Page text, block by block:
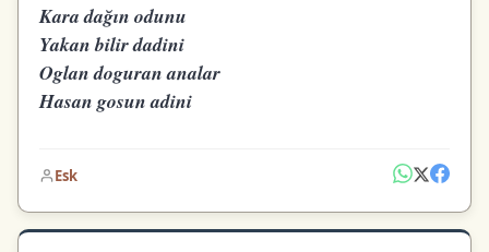
Kara dağın odunu
Yakan bilir dadini
Oglan doguran analar
Hasan gosun adini
Esk